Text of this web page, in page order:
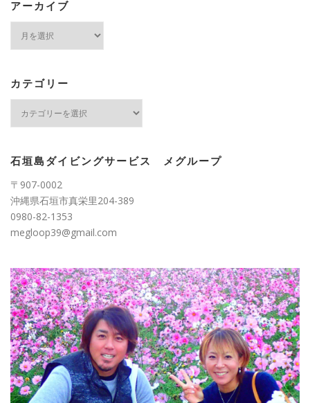
アーカイブ
ブ
カテゴリー
ー
石垣島ダイビングサービス メグループ
〒907-0002
沖縄県石垣市真栄里204-389
0980-82-1353
megloop39@gmail.com